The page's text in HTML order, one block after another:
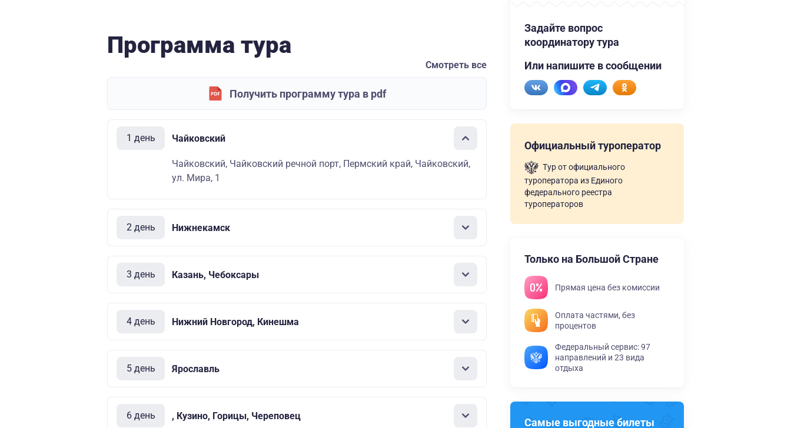
Программа тура
Смотреть все
Получить программу тура в pdf
1 день Чайковский
Чайковский, Чайковский речной порт, Пермский край, Чайковский,
ул. Мира, 1
2 день Нижнекамск
3 день Казань, Чебоксары
4 день Нижний Новгород, Кинешма
5 день Ярославль
6 день , Кузино, Горицы, Череповец
Задайте вопрос
координатору тура
Или напишите в сообщении
Официальный туроператор
Тур от официального
туроператора из Единого
федерального реестра
туроператоров
Только на Большой Стране
Прямая цена без комиссии
Оплата частями, без
процентов
Федеральный сервис: 97
направлений и 23 вида
отдыха
Самые выгодные билеты